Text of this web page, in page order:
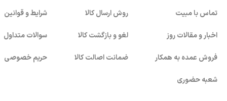
تماس با مبیت
اخبار و مقالات روز
فروش عمده به همکار
شعبه حضوری
روش ارسال کالا
لغو و بازگشت کالا
ضمانت اصالت کالا
شرایط و قوانین
سوالات متداول
حریم خصوصی